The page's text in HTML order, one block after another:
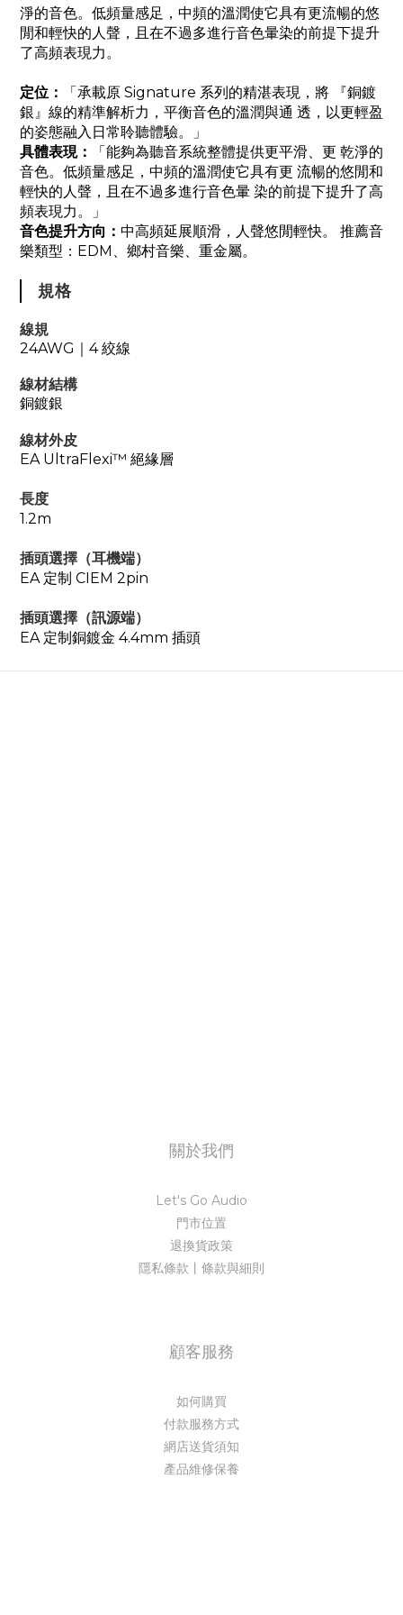
淨的音色。低頻量感足，中頻的溫潤使它具有更流暢的悠
閒和輕快的人聲，且在不過多進行音色暈染的前提下提升
了高頻表現力。
定位：
「承載原 Signature 系列的精湛表現，將 『銅鍍
銀』線的精準解析力，平衡音色的溫潤與通 透，以更輕盈
的姿態融入日常聆聽體驗。」
具體表現：
「能夠為聽音系統整體提供更平滑、更 乾淨的
音色。低頻量感足，中頻的溫潤使它具有更 流暢的悠閒和
輕快的人聲，且在不過多進行音色暈 染的前提下提升了高
頻表現力。」
音色提升方向： 中高頻延展順滑，人聲悠閒輕快。 推薦音
樂類型：EDM、鄉村音樂、重金屬。
規格
線規
24AWG
4 絞線
線材結構
銅鍍銀
線材外皮
EA UltraFlexi™ 絕緣層
長度
1.2m
插頭選擇（耳機端）
EA 定制 CIEM 2pin
插頭選擇（訊源端）
EA 定制銅鍍金 4.4mm 插頭
關於我們
Let's Go Audio
門市位置
退換貨政策
隱私條款丨條款與細則
顧客服務
如何購買
付款服務方式
網店送貨須知
產品維修保養